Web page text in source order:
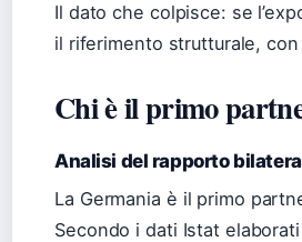
Il dato che colpisce: se
il riferimento strutturale,
Chi è il primo
Analisi del rapporto
La Germania è il primo
Secondo i dati Istat